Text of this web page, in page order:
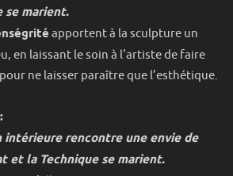
se marient.
apportent à la sculpture un
en laissant le soin à l'artiste de faire
ne laisser paraître que l’esthétique.
intérieure rencontre une envie de
et la Technique se marient.